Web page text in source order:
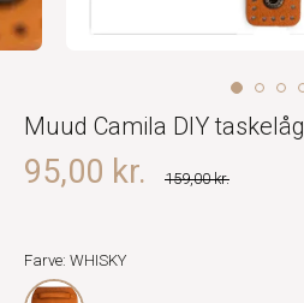
Muud Camila DIY taskelåg
159,00 kr.
95,00 kr.
Farve: WHISKY